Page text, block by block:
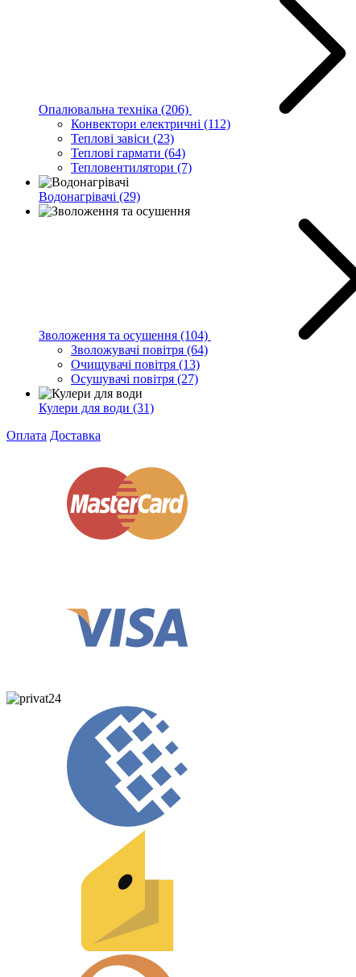
Опалювальна техніка (206)
Конвектори електричні (112)
Теплові завіси (23)
Теплові гармати (64)
Тепловентилятори (7)
Водонагрівачі (29)
Зволоження та осушення (104)
Зволожувачі повітря (64)
Очищувачі повітря (13)
Осушувачі повітря (27)
Кулери для води (31)
Оплата Доставка